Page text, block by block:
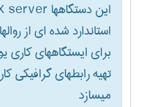
برای ایستگاههای کاری
تهیه رابطهای گرافیکی
میسازد